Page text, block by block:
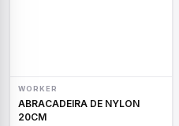
WORKER
ABRACADEIRA DE NYLON
20CM